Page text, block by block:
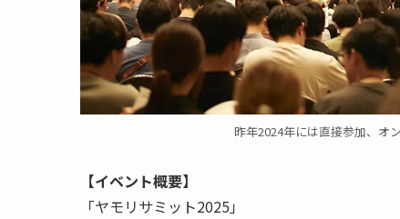
昨年2024年には直接参加、オ
【イベント概要】
「ヤモリサミット2025」